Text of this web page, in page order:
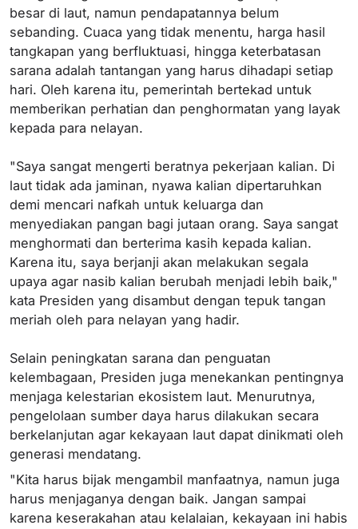
besar di laut, namun pendapatannya belum
sebanding. Cuaca yang tidak menentu, harga hasil
tangkapan yang berfluktuasi, hingga keterbatasan
sarana adalah tantangan yang harus dihadapi setiap
hari. Oleh karena itu, pemerintah bertekad untuk
memberikan perhatian dan penghormatan yang layak
kepada para nelayan.
"Saya sangat mengerti beratnya pekerjaan kalian. Di
laut tidak ada jaminan, nyawa kalian dipertaruhkan
demi mencari nafkah untuk keluarga dan
menyediakan pangan bagi jutaan orang. Saya sangat
menghormati dan berterima kasih kepada kalian.
Karena itu, saya berjanji akan melakukan segala
upaya agar nasib kalian berubah menjadi lebih baik,"
kata Presiden yang disambut dengan tepuk tangan
meriah oleh para nelayan yang hadir.
Selain peningkatan sarana dan penguatan
kelembagaan, Presiden juga menekankan pentingnya
menjaga kelestarian ekosistem laut. Menurutnya,
pengelolaan sumber daya harus dilakukan secara
berkelanjutan agar kekayaan laut dapat dinikmati oleh
generasi mendatang.
"Kita harus bijak mengambil manfaatnya, namun juga
harus menjaganya dengan baik. Jangan sampai
karena keserakahan atau kelalaian, kekayaan ini habis